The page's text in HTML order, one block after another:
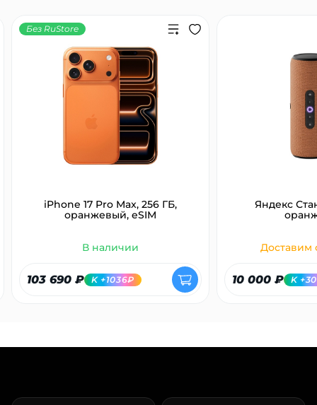
Без RuStore
iPhone 17 Pro Max, 256 ГБ,
оранжевый, eSIM
В наличии
103 690 ₽ K +1036₽
Яндекс
Доставим
10 000 ₽ K